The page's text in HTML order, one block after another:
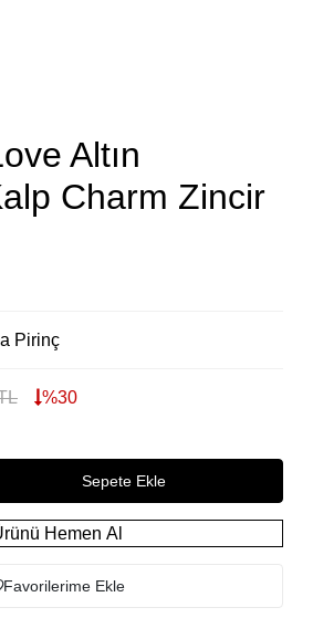
Altın
Charm Zincir
Pirinç
%30
Sepete Ekle
Hemen Al
Favorilerime Ekle